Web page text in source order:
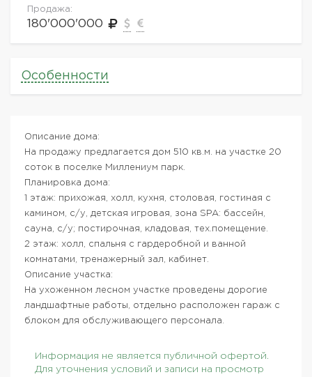
Продажа:
180'000'000
Особенности
Описание дома:
На продажу предлагается дом 510 кв.м. на участке 20
соток в поселке Миллениум парк.
Планировка дома:
1 этаж: прихожая, холл, кухня, столовая, гостиная с
камином, с/у, детская игровая, зона SPA: бассейн,
сауна, с/у; постирочная, кладовая, тех.помещение.
2 этаж: холл, спальня с гардеробной и ванной
комнатами, тренажерный зал, кабинет.
Описание участка:
На ухоженном лесном участке проведены дорогие
ландшафтные работы, отдельно расположен гараж с
блоком для обслуживающего персонала.
Информация не является публичной офертой.
Для уточнения условий и записи на просмотр